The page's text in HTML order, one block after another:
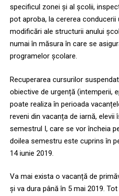
specificul zonei și al școlii,
pot aproba, la cererea
modificări ale structurii anului
numai în măsura în care se
programelor școlare.
Recuperarea cursurilor
obiective de urgență (intemperii,
poate realiza în perioada
reveni din vacanța de iarnă,
semestrul I, care se vor încheia
doilea semestru este cuprins în
14 iunie 2019.
Va mai exista o vacanță de
și va dura până în 5 mai 2019.